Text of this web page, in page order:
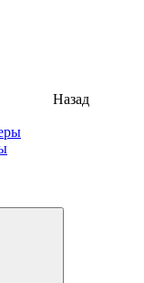
Назад